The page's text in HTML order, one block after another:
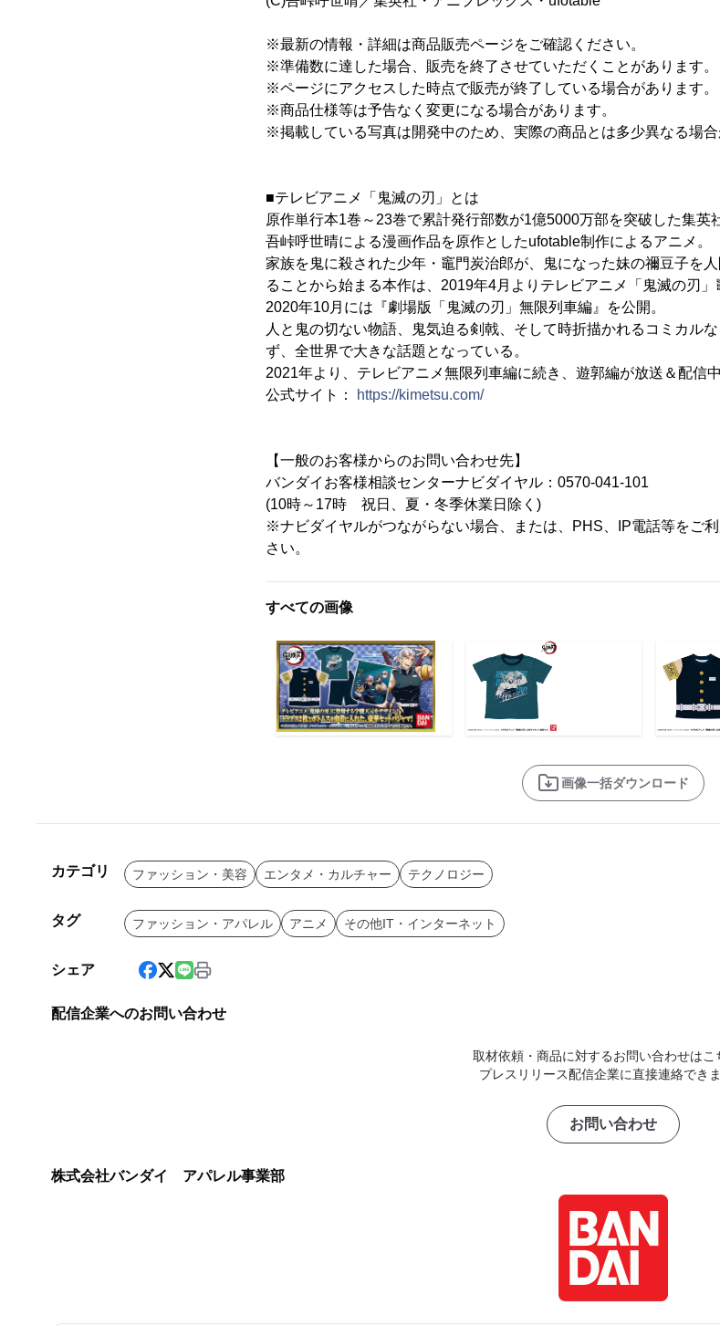
※最新の情報・詳細は商品販売ページをご確認ください。
※準備数に達した場合、販売を終了させていただくことがあります。
※ページにアクセスした時点で販売が終了している場合があります。
※商品仕様等は予告なく変更になる場合があります。
※掲載している写真は開発中のため、実際の商品とは多少異なる場合
■テレビアニメ「鬼滅の刃」とは
原作単行本1巻～23巻で累計発行部数が1億5000万部を突破した集英
吾峠呼世晴による漫画作品を原作としたufotable制作によるアニメ。
家族を鬼に殺された少年・竈門炭治郎が、鬼になった妹の禰豆子を
ることから始まる本作は、2019年4月よりテレビアニメ「鬼滅の刃」
2020年10月には『劇場版「鬼滅の刃」無限列車編』を公開。
人と鬼の切ない物語、鬼気迫る剣戟、そして時折描かれるコミカル
ず、全世界で大きな話題となっている。
2021年より、テレビアニメ無限列車編に続き、遊郭編が放送＆配信中
公式サイト：
https://kimetsu.com/
【一般のお客様からのお問い合わせ先】
バンダイお客様相談センターナビダイヤル：0570-041-101
(10時～17時 祝日、夏・冬季休業日除く)
※ナビダイヤルがつながらない場合、または、PHS、IP電話等をご
さい。
すべての画像
画像一括ダウンロード
カテゴリ ファッション・美容 エンタメ・カルチャー テクノロジー
タグ ファッション・アパレル アニメ その他IT・インターネット
シェア
配信企業へのお問い合わせ
取材依頼・商品に対するお問い合わせはこ
プレスリリース配信企業に直接連絡できま
お問い合わせ
株式会社バンダイ アパレル事業部